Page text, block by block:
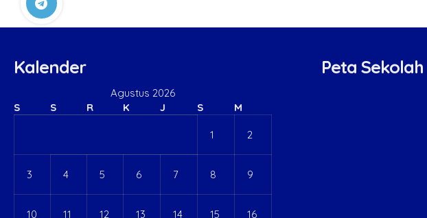
Kalender
Agustus 2026
S
S R K J S M
1 2
3 4 5 6 7 8 9
10 11 12 13 14 15 16
Peta Sekolah